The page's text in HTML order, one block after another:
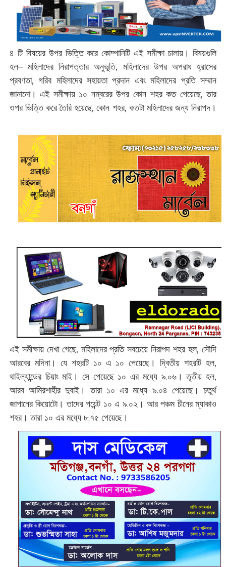
৪ টি বিষয়ের উপর ভিত্তি করে কোম্পানিটি এই সমীক্ষা চালায়। বিষয়গুলি
হল– মহিলাদের নিরাপত্তার অনুভূতি, মহিলাদের উপর অপরাধ হ্রাসের
প্রবণতা, গরিব মহিলাদের সহায়তা প্রদান এবং মহিলাদের প্রতি সম্মান
জানানো। এই সমীক্ষায় ১০ নম্বরের উপর কোন শহর কত পেয়েছে, তার
ওপর ভিত্তি করে তৈরি হয়েছে, কোন শহর, কতটা মহিলাদের জন্য নিরাপদ।
এই সমীক্ষায় দেখা গেছে, মহিলাদের প্রতি সবচেয়ে নিরাপদ শহর হল, সৌদি
আরবের মদিনা। যে শহরটি ১০ এ ১০ পেয়েছে। দ্বিতীয় শহরটি হল,
থাইল্যান্ডের চিয়াং মাই। সে পেয়েছে ১০ এর মধ্যে ৯.০৬। তৃতীয় হল,
আরব আমিরশাহীর দুবাই। তারা ১০ এর মধ্যে ৯.০৪ পেয়েছে। চতুর্থ
জাপানের কিয়োটো। তাদের পয়েন্ট ১০ এ ৯.০২। আর পঞ্চম চীনের ম্যাকাও
শহর। তারা ১০ এর মধ্যে ৮.৭৫ পেয়েছে।